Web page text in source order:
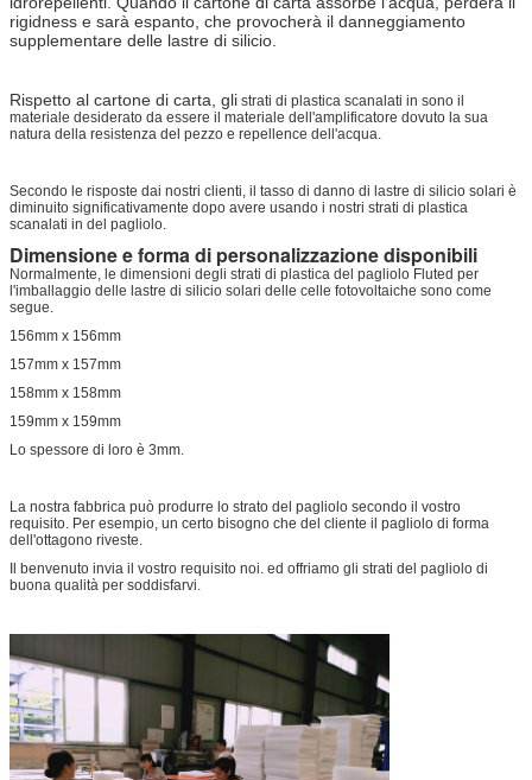
ultimo
allungamento
lungo le flauto 150% 150%
attraverso le
rigidness e sarà espanto, che provocherà il danneggiamento
supplementare delle lastre di silicio.
Rispetto al cartone di carta, gli strati di plastica scanalati in sono il
materiale desiderato da essere il materiale dell'amplificatore dovuto la sua
natura della resistenza del pezzo e repellence dell'acqua.
Secondo le risposte dai nostri clienti, il tasso di danno di lastre di silicio solari è
diminuito significativamente dopo avere usando i nostri strati di plastica
scanalati in del pagliolo.
Dimensione e forma di personalizzazione disponibili
Normalmente, le dimensioni degli strati di plastica del pagliolo Fluted per
l'imballaggio delle lastre di silicio solari delle celle fotovoltaiche sono come
segue.
156mm x 156mm
157mm x 157mm
158mm x 158mm
159mm x 159mm
Lo spessore di loro è 3mm.
La nostra fabbrica può produrre lo strato del pagliolo secondo il vostro
requisito. Per esempio, un certo bisogno che del cliente il pagliolo di forma
dell'ottagono riveste.
Il benvenuto invia il vostro requisito noi. ed offriamo gli strati del pagliolo di
buona qualità per soddisfarvi.